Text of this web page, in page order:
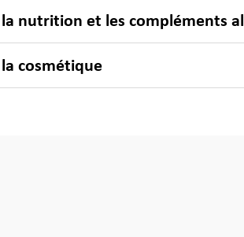
nutrition et les compléments
cosmétique